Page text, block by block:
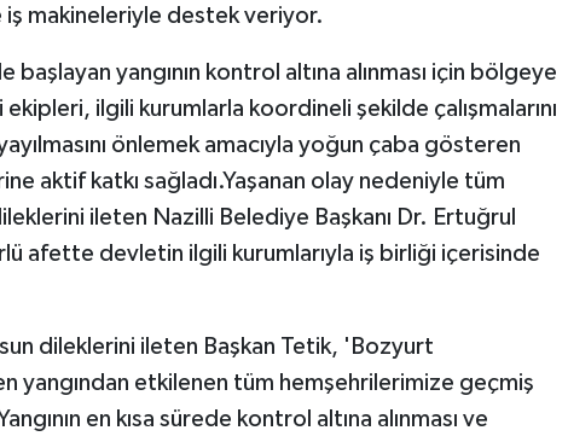
iş makineleriyle destek veriyor.
yangının kontrol altına alınması için bölgeye
ilgili kurumlarla koordineli şekilde çalışmalarını
önlemek amacıyla yoğun çaba gösteren
aktif katkı sağladı.Yaşanan olay nedeniyle tüm
ileten Nazilli Belediye Başkanı Dr. Ertuğrul
afette devletin ilgili kurumlarıyla iş birliği içerisinde
dileklerini ileten Başkan Tetik, 'Bozyurt
yangından etkilenen tüm hemşehrilerimize geçmiş
en kısa sürede kontrol altına alınması ve